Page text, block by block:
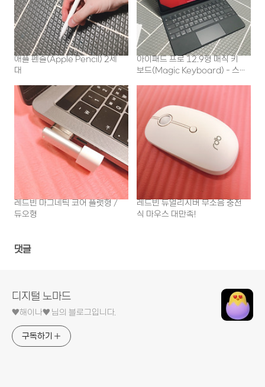
애플 펜슬(Apple Pencil) 2세
대
아이패드 프로 12.9형 매직 키
보드(Magic Keyboard) - 스
레드빈 마그네틱 코어 플랫형 /
듀오형
레드빈 듀얼리시버 무소음 충전
식 마우스 대만족!
댓글
디지털 노마드
♥︎해이나♥︎ 님의 블로그입니다.
구독하기